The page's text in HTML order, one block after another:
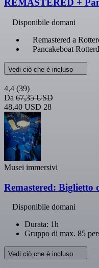
REMASTERED +
Disponibile domani
Remastered a
Pancakeboat
Vedi ciò che è incluso
4,4 (39)
Da 67,35 USD
48,40 USD 28
Musei immersivi
Remastered:
Disponibile domani
Durata: 1h
Gruppo di max. 85
Vedi ciò che è incluso